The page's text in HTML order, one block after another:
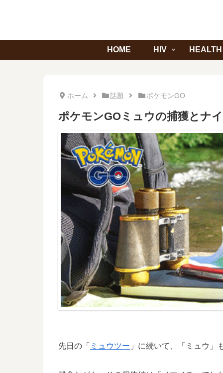
HOME HIV HEALTH
ホーム 話題 ポケモンGO
ポケモンGOミュウの捕獲とナ
先日の「 ミュウツー 」に続いて、「ミュウ」